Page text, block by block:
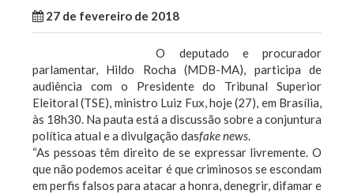
27 de fevereiro de 2018
O deputado e procurador
parlamentar, Hildo Rocha (MDB-MA), participa de
audiência com o Presidente do Tribunal Superior
Eleitoral (TSE), ministro Luiz Fux, hoje (27), em Brasília,
às 18h30. Na pauta está a discussão sobre a conjuntura
política atual e a divulgação dasfake news.
“As pessoas têm direito de se expressar livremente. O
que não podemos aceitar é que criminosos se escondam
em perfis falsos para atacar a honra, denegrir, difamar e